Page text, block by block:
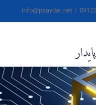
|
info@paaydar.net